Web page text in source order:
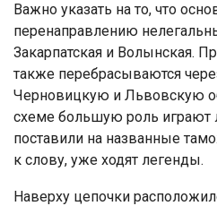
Важно указать на то, что
перенаправлению
Закарпатская и Волынская.
также перебрасываются
Черновицкую и Львовскую
схеме большую роль играют
поставили на названные
к слову, уже ходят легенды.
Наверху цепочки